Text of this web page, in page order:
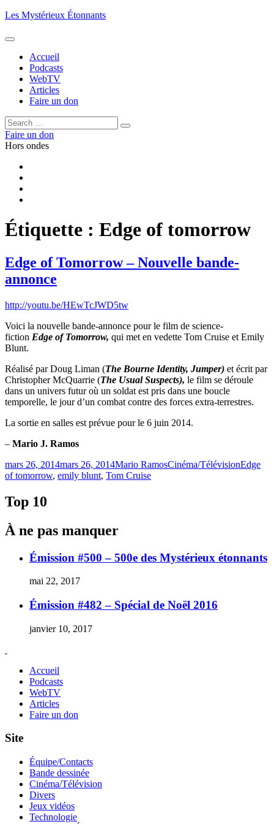
Aller
contenu
Les Mystérieux Étonnants
Accueil
Podcasts
WebTV
Articles
Faire un don
Rechercher :
Rechercher
Faire un don
Hors ondes
Étiquette : Edge of tomorrow
Edge of Tomorrow – Nouvelle bande-
annonce
http://youtu.be/HEwTcJWD5tw
Voici la nouvelle bande-annonce pour le film de science-
fiction Edge of Tomorrow, qui met en vedette Tom Cruise et Emily
Blunt.
Réalisé par Doug Liman (The Bourne Identity, Jumper) et écrit par
Christopher McQuarrie (The Usual Suspects), le film se déroule
dans un univers futur où un soldat est pris dans une boucle
temporelle, le jour d’un combat contre des forces extra-terrestres.
La sortie en salles est prévue pour le 6 juin 2014.
– Mario J. Ramos
Publié
le
mars 26, 2014mars 26, 2014Mario RamosCatégories
Cinéma/TélévisionEdge
of tomorrow, emily blunt, Tom Cruise
Top 10
À ne pas manquer
Émission #500 – 500e des Mystérieux étonnants
mai 22, 2017
Émission #482 – Spécial de Noël 2016
janvier 10, 2017
Accueil
Podcasts
WebTV
Articles
Faire un don
Site
Équipe/Contacts
Bande dessinée
Cinéma/Télévision
Divers
Jeux vidéos
Technologie